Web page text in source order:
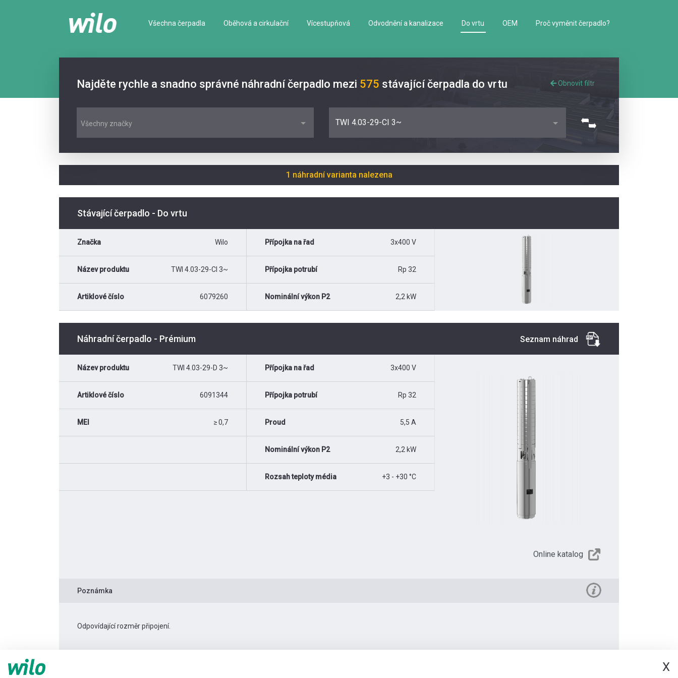
X
Všechna čerpadla Oběhová a cirkulační Vícestupňová Odvodnění a kanalizace Do vrtu OEM Proč vyměnit čerpadlo?
Najděte rychle a snadno správné náhradní čerpadlo mezi 575 stávající čerpadla do vrtu Obnovit filtr
Všechny značky TWI 4.03-29-CI 3~
1 náhradní varianta nalezena
Stávající čerpadlo - Do vrtu
Značka Wilo
Název produktu TWI 4.03-29-CI 3~
Artiklové číslo 6079260
Přípojka na řad 3x400 V
Přípojka potrubí Rp 32
Nominální výkon P2 2,2 kW
Náhradní čerpadlo - Prémium Seznam náhrad
Název produktu TWI 4.03-29-D 3~
Artiklové číslo 6091344
MEI ≥ 0,7
Přípojka na řad 3x400 V
Přípojka potrubí Rp 32
Proud 5,5 A
Nominální výkon P2 2,2 kW
Rozsah teploty média +3 - +30 °C
Online katalog
Poznámka
Odpovídající rozměr připojení.